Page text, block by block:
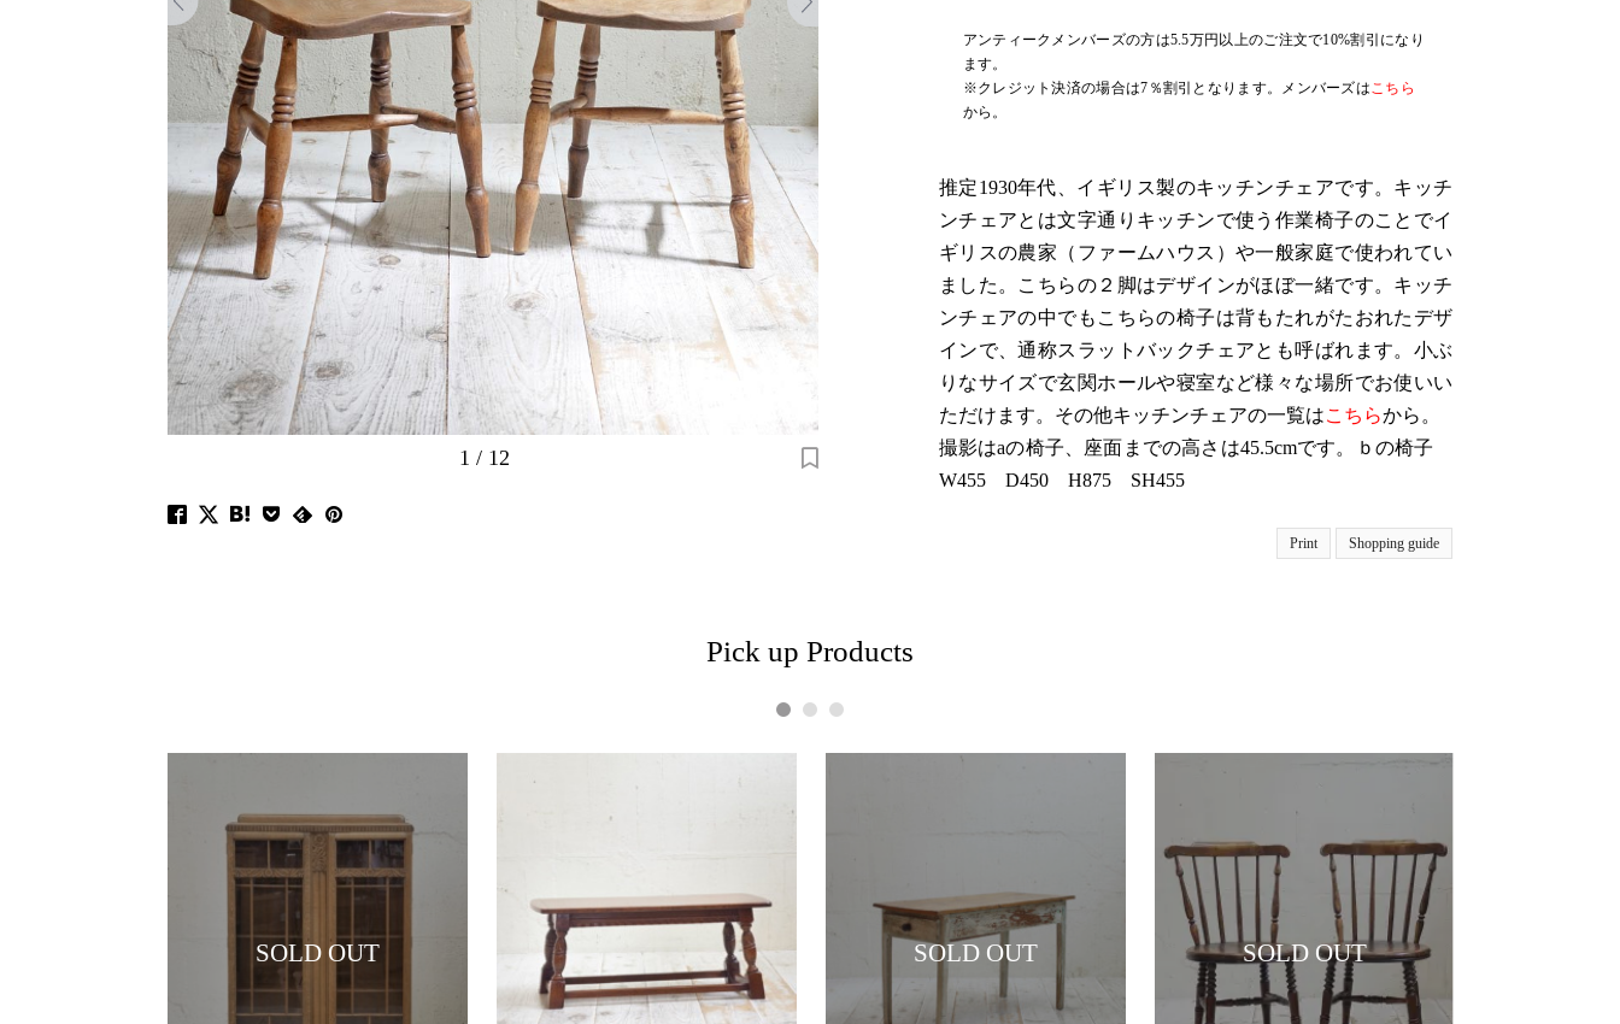
1 / 12
アンティークメンバーズの方は5.5万円以上のご注文で10%割引になり
ます。
※クレジット決済の場合は7％割引となります。メンバーズはこちら
から。
推定1930年代、イギリス製のキッチンチェアです。キッチ
ンチェアとは文字通りキッチンで使う作業椅子のことでイ
ギリスの農家（ファームハウス）や一般家庭で使われてい
ました。こちらの２脚はデザインがほぼ一緒です。キッチ
ンチェアの中でもこちらの椅子は背もたれがたおれたデザ
インで、通称スラットバックチェアとも呼ばれます。小ぶ
りなサイズで玄関ホールや寝室など様々な場所でお使いい
ただけます。その他キッチンチェアの一覧はこちらから。
撮影はaの椅子、座面までの高さは45.5cmです。ｂの椅子
W455 D450 H875 SH455
Print Shopping guide
Pick up Products
SOLD OUT SOLD OUT SOLD OUT
1 2 3